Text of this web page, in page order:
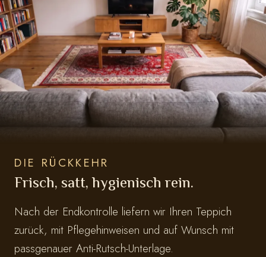
DIE RÜCKKEHR
Frisch, satt, hygienisch rein.
Nach der Endkontrolle liefern wir Ihren Teppich
zurück, mit Pflegehinweisen und auf Wunsch mit
passgenauer Anti-Rutsch-Unterlage.